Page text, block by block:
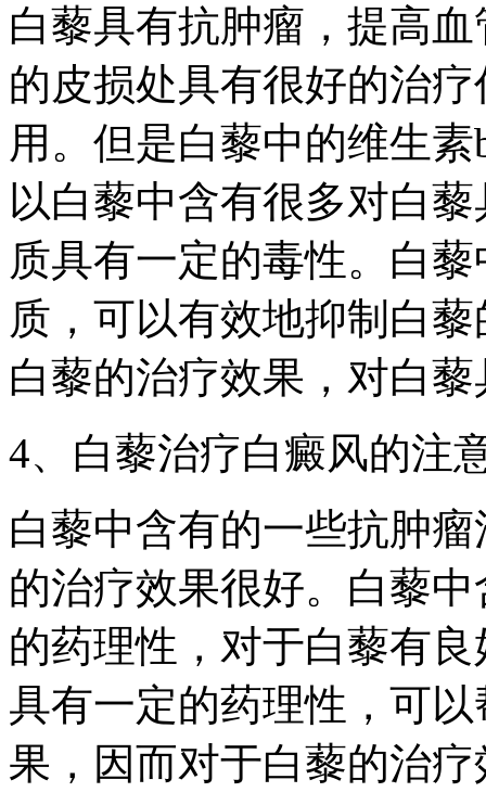
白藜具有抗肿瘤，提高
的皮损处具有很好的治
用。但是白藜中的维生
以白藜中含有很多对白
质具有一定的毒性。白
质，可以有效地抑制白
白藜的治疗效果，对白
4、白藜治疗白癜风的注
白藜中含有的一些抗肿
的治疗效果很好。白藜
的药理性，对于白藜有
具有一定的药理性，可
果，因而对于白藜的治